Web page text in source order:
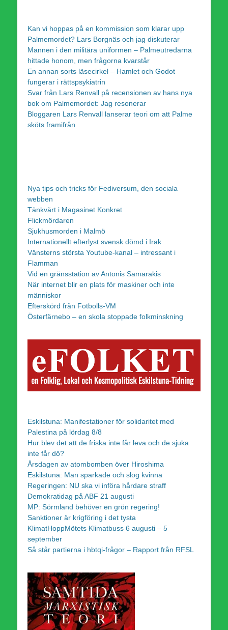
Kan vi hoppas på en kommission som klarar upp
Palmemordet? Lars Borgnäs och jag diskuterar
Mannen i den militära uniformen – Palmeutredarna
hittade honom, men frågorna kvarstår
En annan sorts läsecirkel – Hamlet och Godot
fungerar i rättspsykiatrin
Svar från Lars Renvall på recensionen av hans nya
bok om Palmemordet: Jag resonerar
Bloggaren Lars Renvall lanserar teori om att Palme
sköts framifrån
Nya tips och tricks för Fediversum, den sociala
webben
Tänkvärt i Magasinet Konkret
Flickmördaren
Sjukhusmorden i Malmö
Internationellt efterlyst svensk dömd i Irak
Vänsterns största Youtube-kanal – intressant i
Flamman
Vid en gränsstation av Antonis Samarakis
När internet blir en plats för maskiner och inte
människor
Efterskörd från Fotbolls-VM
Österfärnebo – en skola stoppade folkminskning
Eskilstuna: Manifestationer för solidaritet med
Palestina på lördag 8/8
Hur blev det att de friska inte får leva och de sjuka
inte får dö?
Årsdagen av atombomben över Hiroshima
Eskilstuna: Man sparkade och slog kvinna
Regeringen: NU ska vi införa hårdare straff
Demokratidag på ABF 21 augusti
MP: Sörmland behöver en grön regering!
Sanktioner är krigföring i det tysta
KlimatHoppMötets Klimatbuss 6 augusti – 5
september
Så står partierna i hbtqi-frågor – Rapport från RFSL